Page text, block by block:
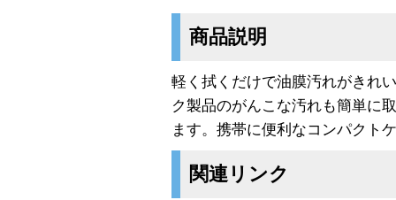
商品説明
軽く拭くだけで油膜汚れがきれ
ク製品のがんこな汚れも簡単に
ます。携帯に便利なコンパクト
関連リンク